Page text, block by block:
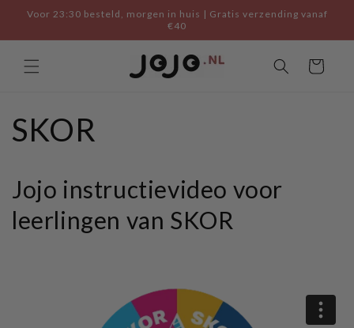
Skip to
Voor 23:30 besteld, morgen in huis | Gratis verzending vanaf
€40
Cart
SKOR
Jojo instructievideo voor
leerlingen van SKOR